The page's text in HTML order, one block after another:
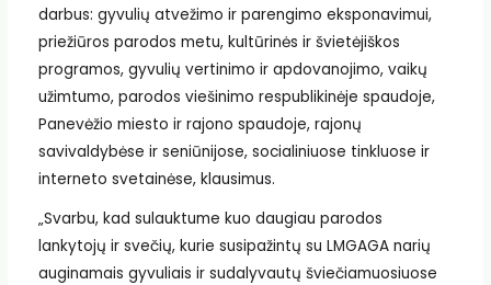
darbus: gyvulių atvežimo ir parengimo eksponavimui,
priežiūros parodos metu, kultūrinės ir švietėjiškos
programos, gyvulių vertinimo ir apdovanojimo, vaikų
užimtumo, parodos viešinimo respublikinėje spaudoje,
Panevėžio miesto ir rajono spaudoje, rajonų
savivaldybėse ir seniūnijose, socialiniuose tinkluose ir
interneto svetainėse, klausimus.
„Svarbu, kad sulauktume kuo daugiau parodos
lankytojų ir svečių, kurie susipažintų su LMGAGA narių
auginamais gyvuliais ir sudalyvautų šviečiamuosiuose